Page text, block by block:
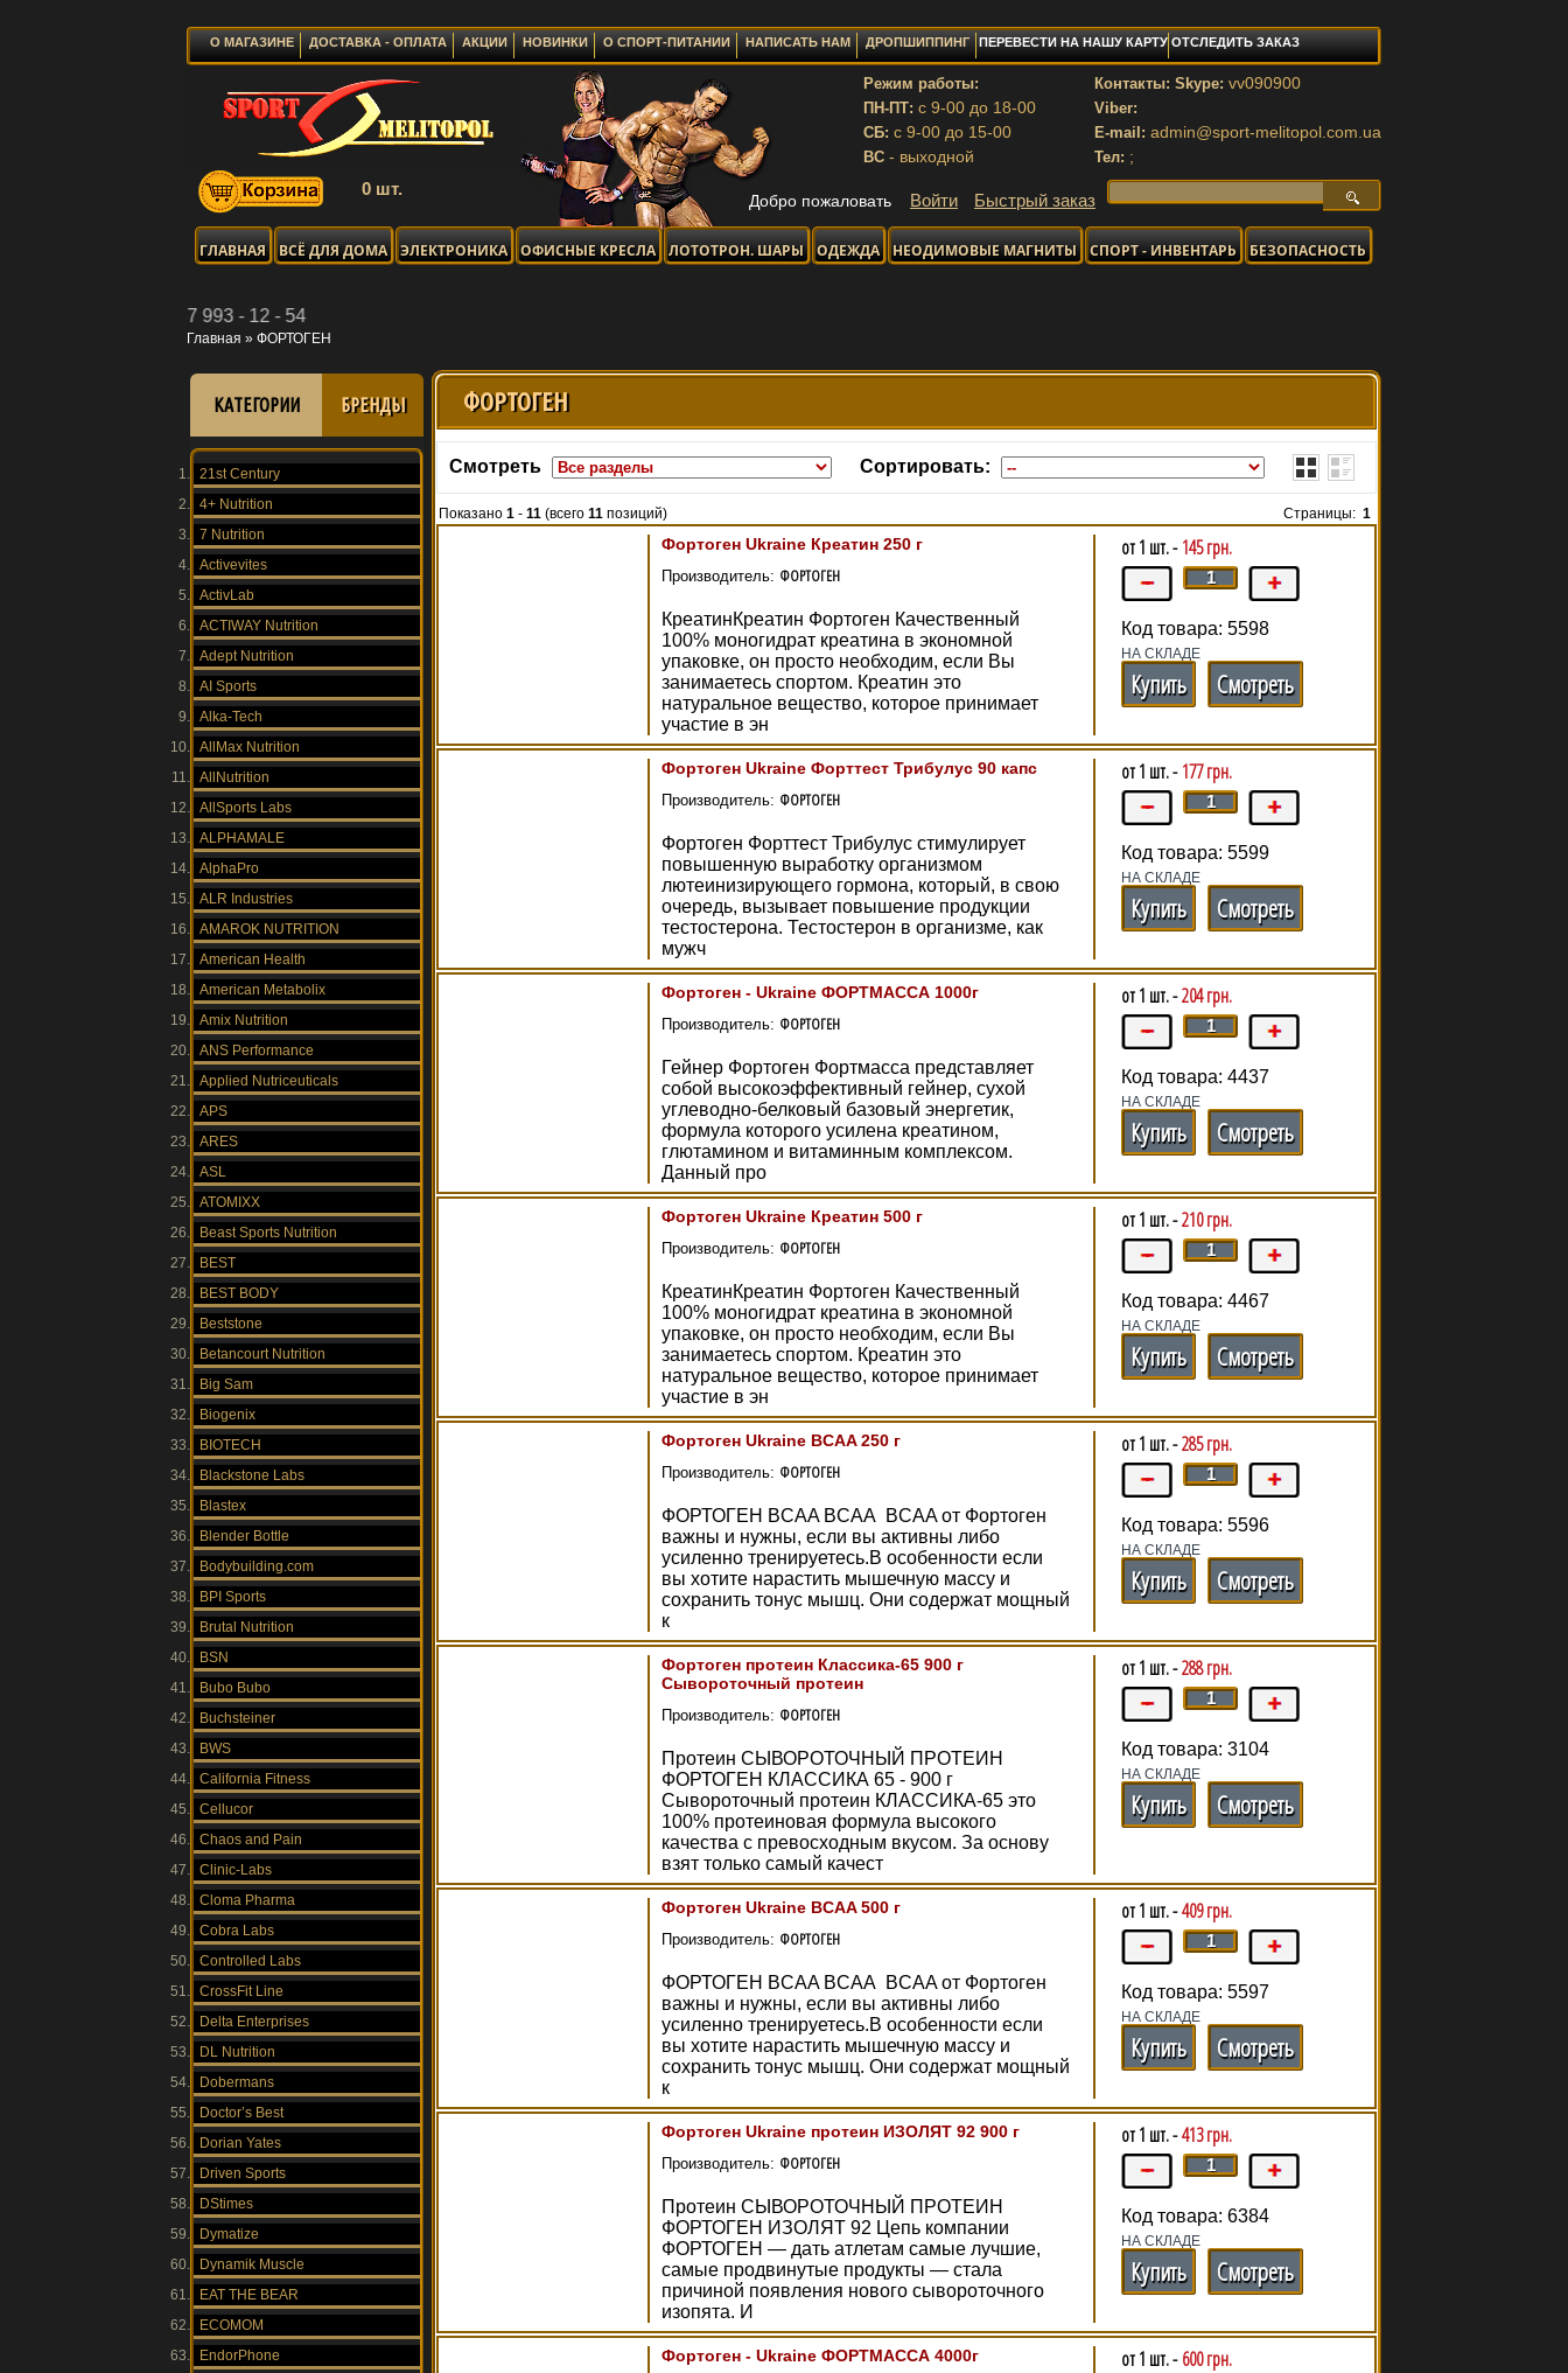
О МАГАЗИНЕ ДОСТАВКА - ОПЛАТА АКЦИИ НОВИНКИ О СПОРТ-ПИТАНИИ НАПИСАТЬ НАМ ДРОПШИППИНГ ПЕРЕВЕСТИ НА НАШУ КАРТУ ОТСЛЕДИТЬ ЗАКАЗ
Контакты: Skype: vv090900
Viber:
E-mail: admin@sport-melitopol.com.ua
Тел: ;
Режим работы:
ПН-ПТ: с 9-00 до 18-00
СБ: с 9-00 до 15-00
ВС - выходной
0 шт.
Добро пожаловать Войти Быстрый заказ
ГЛАВНАЯ ВСЁ ДЛЯ ДОМА ЭЛЕКТРОНИКА ОФИСНЫЕ КРЕСЛА ЛОТОТРОН. ШАРЫ ОДЕЖДА НЕОДИМОВЫЕ МАГНИТЫ СПОРТ - ИНВЕНТАРЬ БЕЗОПАСНОСТЬ
067 993 - 12 - 54
Главная » ФОРТОГЕН
КАТЕГОРИИ БРЕНДЫ
21st Century
4+ Nutrition
7 Nutrition
Activevites
ActivLab
ACTIWAY Nutrition
Adept Nutrition
AI Sports
Alka-Tech
AllMax Nutrition
AllNutrition
AllSports Labs
ALPHAMALE
AlphaPro
ALR Industries
AMAROK NUTRITION
American Health
American Metabolix
Amix Nutrition
ANS Performance
Applied Nutriceuticals
APS
ARES
ASL
ATOMIXX
Beast Sports Nutrition
BEST
BEST BODY
Beststone
Betancourt Nutrition
Big Sam
Biogenix
BIOTECH
Blackstone Labs
Blastex
Blender Bottle
Bodybuilding.com
BPI Sports
Brutal Nutrition
BSN
Bubo Bubo
Buchsteiner
BWS
California Fitness
Cellucor
Chaos and Pain
Clinic-Labs
Cloma Pharma
Cobra Labs
Controlled Labs
CrossFit Line
Delta Enterprises
DL Nutrition
Dobermans
Doctor’s Best
Dorian Yates
Driven Sports
DStimes
Dymatize
Dynamik Muscle
EAT THE BEAR
ECOMOM
EndorPhone
ФОРТОГЕН
Смотреть Сортировать:
Показано 1 - 11 (всего 11 позиций) Страницы: 1
Фортоген Ukraine Креатин 250 г
Производитель: ФОРТОГЕН
КреатинКреатин Фортоген Качественный
100% моногидрат креатина в экономной
упаковке, он просто необходим, если Вы
занимаетесь спортом. Креатин это
натуральное вещество, которое принимает
участие в эн
от 1 шт. - 145 грн.
Код товара: 5598
НА СКЛАДЕ
Купить Смотреть
Фортоген Ukraine Форттест Трибулус 90 капс
Производитель: ФОРТОГЕН
Фортоген Форттест Трибулус стимулирует
повышенную выработку организмом
лютеинизирующего гормона, который, в свою
очередь, вызывает повышение продукции
тестостерона. Тестостерон в организме, как
мужч
от 1 шт. - 177 грн.
Код товара: 5599
НА СКЛАДЕ
Купить Смотреть
Фортоген - Ukraine ФОРТМАССА 1000г
Производитель: ФОРТОГЕН
Гейнер Фортоген Фортмасса представляет
собой высокоэффективный гейнер, сухой
углеводно-белковый базовый энергетик,
формула которого усилена креатином,
глютамином и витаминным комплексом.
Данный про
от 1 шт. -204 грн.
Код товара: 4437
НА СКЛАДЕ
Купить Смотреть
Фортоген Ukraine Креатин 500 г
Производитель: ФОРТОГЕН
КреатинКреатин Фортоген Качественный
100% моногидрат креатина в экономной
упаковке, он просто необходим, если Вы
занимаетесь спортом. Креатин это
натуральное вещество, которое принимает
участие в эн
от 1 шт. -210 грн.
Код товара: 4467
НА СКЛАДЕ
Купить Смотреть
Фортоген Ukraine BCAA 250 г
Производитель: ФОРТОГЕН
ФОРТОГЕН BCAA BCAA BCAA от Фортоген
важны и нужны, если вы активны либо
усиленно тренируетесь.В особенности если
вы хотите нарастить мышечную массу и
сохранить тонус мышц. Они содержат мощный
к
от 1 шт. -285 грн.
Код товара: 5596
НА СКЛАДЕ
Купить Смотреть
Фортоген протеин Классика-65 900 г
Сывороточный протеин
Производитель: ФОРТОГЕН
Протеин СЫВОРОТОЧНЫЙ ПРОТЕИН
ФОРТОГЕН КЛАССИКА 65 - 900 г
Сывороточный протеин КЛАССИКА-65 это
100% протеиновая формула высокого
качества с превосходным вкусом. За основу
взят только самый качест
от 1 шт. -288 грн.
Код товара: 3104
НА СКЛАДЕ
Купить Смотреть
Фортоген Ukraine BCAA 500 г
Производитель: ФОРТОГЕН
ФОРТОГЕН BCAA BCAA BCAA от Фортоген
важны и нужны, если вы активны либо
усиленно тренируетесь.В особенности если
вы хотите нарастить мышечную массу и
сохранить тонус мышц. Они содержат мощный
к
от 1 шт. -409 грн.
Код товара: 5597
НА СКЛАДЕ
Купить Смотреть
Фортоген Ukraine протеин ИЗОЛЯТ 92 900 г
Производитель: ФОРТОГЕН
Протеин СЫВОРОТОЧНЫЙ ПРОТЕИН
ФОРТОГЕН ИЗОЛЯТ 92 Цепь компании
ФОРТОГЕН — дать атлетам самые лучшие,
самые продвинутые продукты — стала
причиной появления нового сывороточного
изопята. И
от 1 шт. -413 грн.
Код товара: 6384
НА СКЛАДЕ
Купить Смотреть
Фортоген - Ukraine ФОРТМАССА 4000г от 1 шт. - 600 грн.